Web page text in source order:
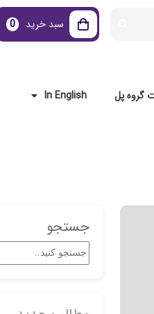
سبد خرید 0
گروه پل In English
جستجو